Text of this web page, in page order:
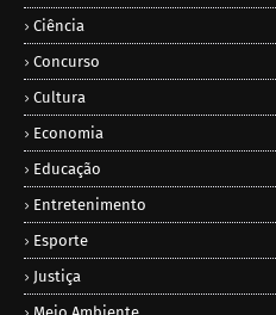
Ciência
Concurso
Cultura
Economia
Educação
Entretenimento
Esporte
Justiça